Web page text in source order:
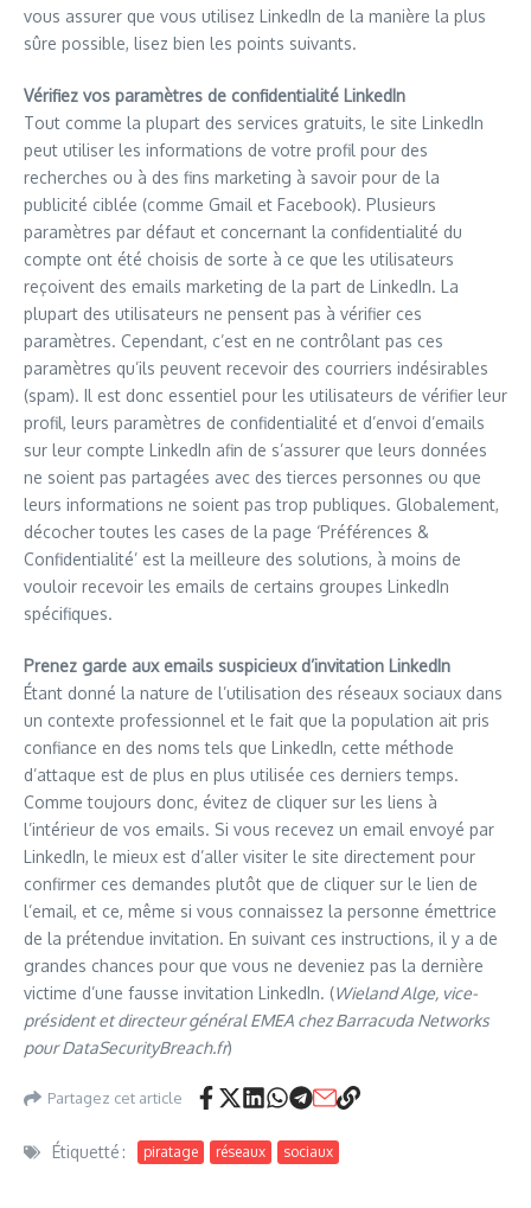
vous assurer que vous utilisez LinkedIn de la manière la plus
sûre possible, lisez bien les points suivants.
Vérifiez vos paramètres de confidentialité LinkedIn
Tout comme la plupart des services gratuits, le site LinkedIn
peut utiliser les informations de votre profil pour des
recherches ou à des fins marketing à savoir pour de la
publicité ciblée (comme Gmail et Facebook). Plusieurs
paramètres par défaut et concernant la confidentialité du
compte ont été choisis de sorte à ce que les utilisateurs
reçoivent des emails marketing de la part de LinkedIn. La
plupart des utilisateurs ne pensent pas à vérifier ces
paramètres. Cependant, c’est en ne contrôlant pas ces
paramètres qu’ils peuvent recevoir des courriers indésirables
(spam). Il est donc essentiel pour les utilisateurs de vérifier leur
profil, leurs paramètres de confidentialité et d’envoi d’emails
sur leur compte LinkedIn afin de s’assurer que leurs données
ne soient pas partagées avec des tierces personnes ou que
leurs informations ne soient pas trop publiques. Globalement,
décocher toutes les cases de la page ‘Préférences &
Confidentialité’ est la meilleure des solutions, à moins de
vouloir recevoir les emails de certains groupes LinkedIn
spécifiques.
Prenez garde aux emails suspicieux d’invitation LinkedIn
Étant donné la nature de l’utilisation des réseaux sociaux dans
un contexte professionnel et le fait que la population ait pris
confiance en des noms tels que LinkedIn, cette méthode
d’attaque est de plus en plus utilisée ces derniers temps.
Comme toujours donc, évitez de cliquer sur les liens à
l’intérieur de vos emails. Si vous recevez un email envoyé par
LinkedIn, le mieux est d’aller visiter le site directement pour
confirmer ces demandes plutôt que de cliquer sur le lien de
l’email, et ce, même si vous connaissez la personne émettrice
de la prétendue invitation. En suivant ces instructions, il y a de
grandes chances pour que vous ne deveniez pas la dernière
victime d’une fausse invitation LinkedIn. (Wieland Alge, vice-
président et directeur général EMEA chez Barracuda Networks
pour DataSecurityBreach.fr)
Partagez cet article
Étiquetté : piratage réseaux sociaux